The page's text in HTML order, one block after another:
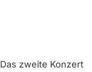
zweite Konzert